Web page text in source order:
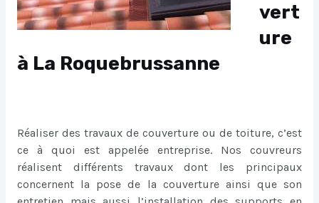
vert
ure
à La Roquebrussanne
Réaliser des travaux de couverture ou de toiture, c’est
ce à quoi est appelée entreprise. Nos couvreurs
réalisent différents travaux dont les principaux
concernent la pose de la couverture ainsi que son